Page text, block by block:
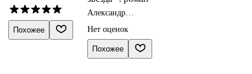
Похожее
Александр
Нет оценок
Похожее